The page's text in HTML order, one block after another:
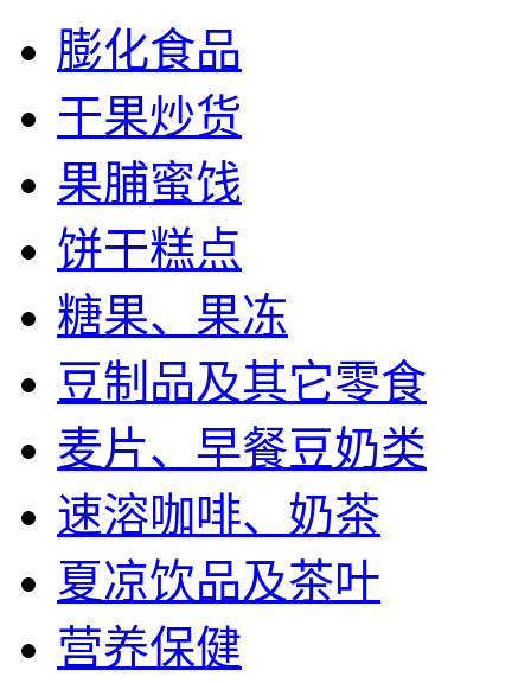
膨化食品
干果炒货
果脯蜜饯
饼干糕点
糖果、果冻
豆制品及其它零食
麦片、早餐豆奶类
速溶咖啡、奶茶
夏凉饮品及茶叶
营养保健